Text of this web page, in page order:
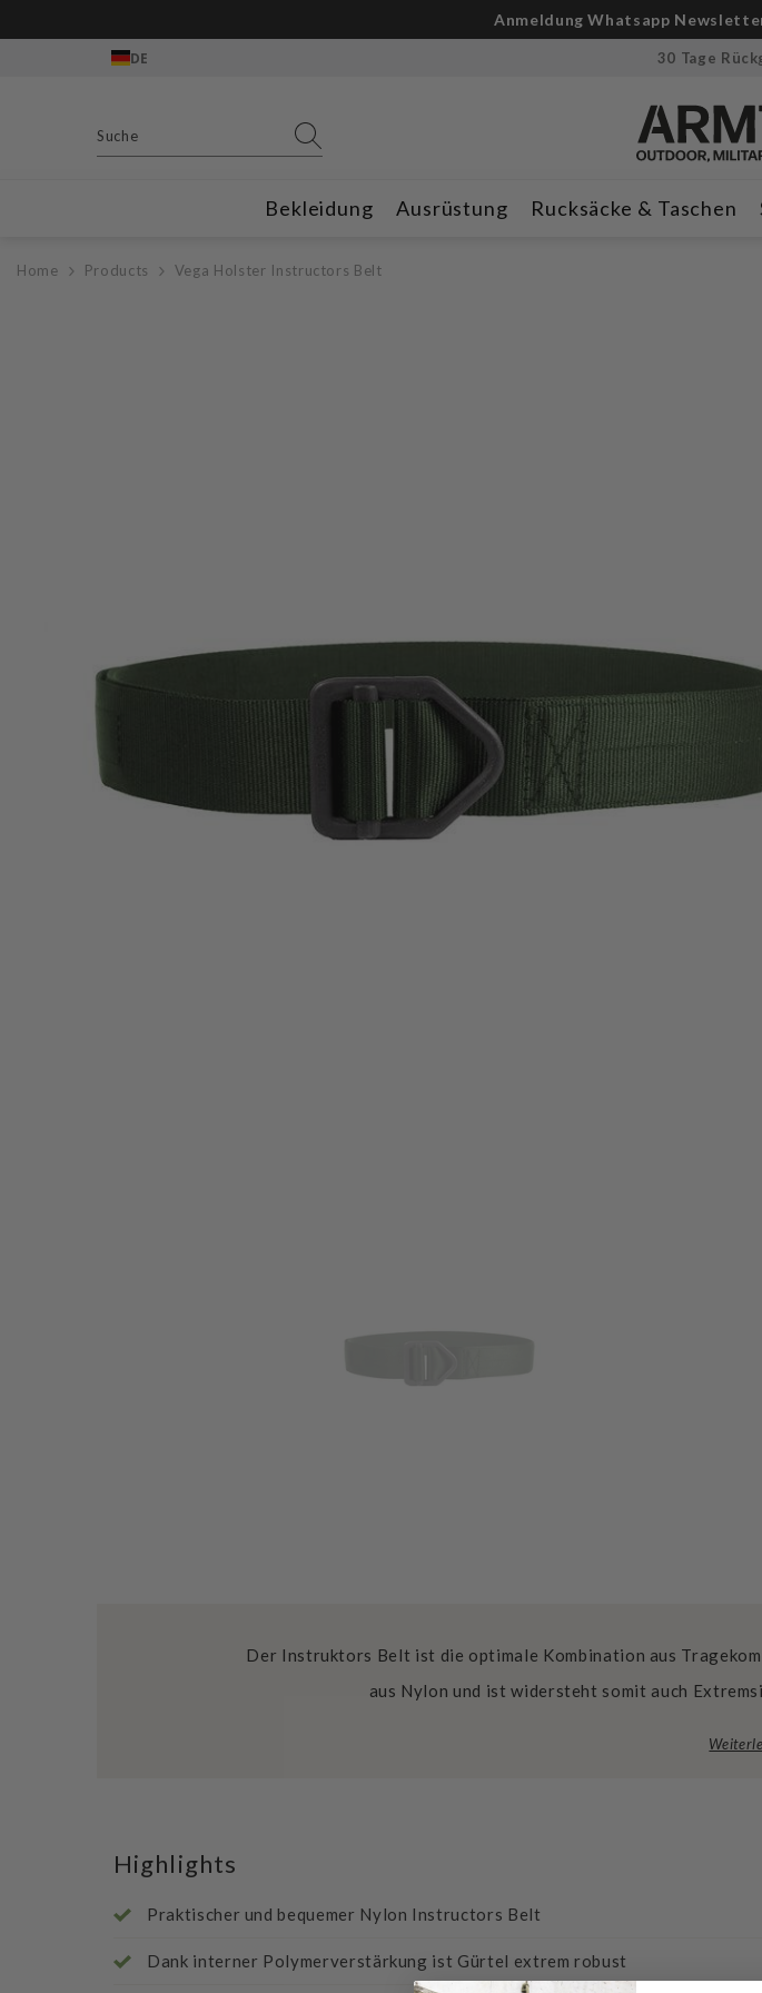
Anmeldung Whatsapp
DE 30 Tage
Bekleidung Ausrüstung Rucksäcke & Taschen
Home Products Vega Holster Instructors Belt
Der Instruktors Belt ist die optimale Kombination aus
aus Nylon und ist widersteht somit auch
Highlights
Praktischer und bequemer Nylon Instructors Belt
Dank interner Polymerverstärkung ist Gürtel extrem robust